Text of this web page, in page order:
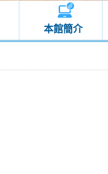
本館簡介